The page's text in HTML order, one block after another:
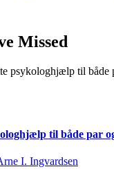
Missed
til både par
I. Ingvardsen